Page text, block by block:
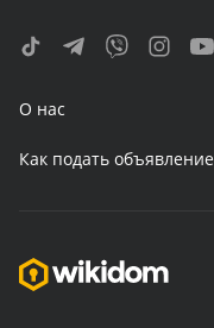
О нас
Как подать объявление